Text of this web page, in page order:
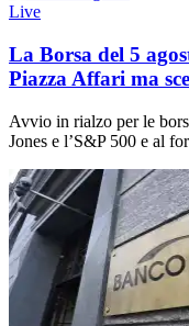
Live
La Borsa del 5
Piazza Affari ma
Avvio in rialzo per le
Jones e l’S&P 500 e al